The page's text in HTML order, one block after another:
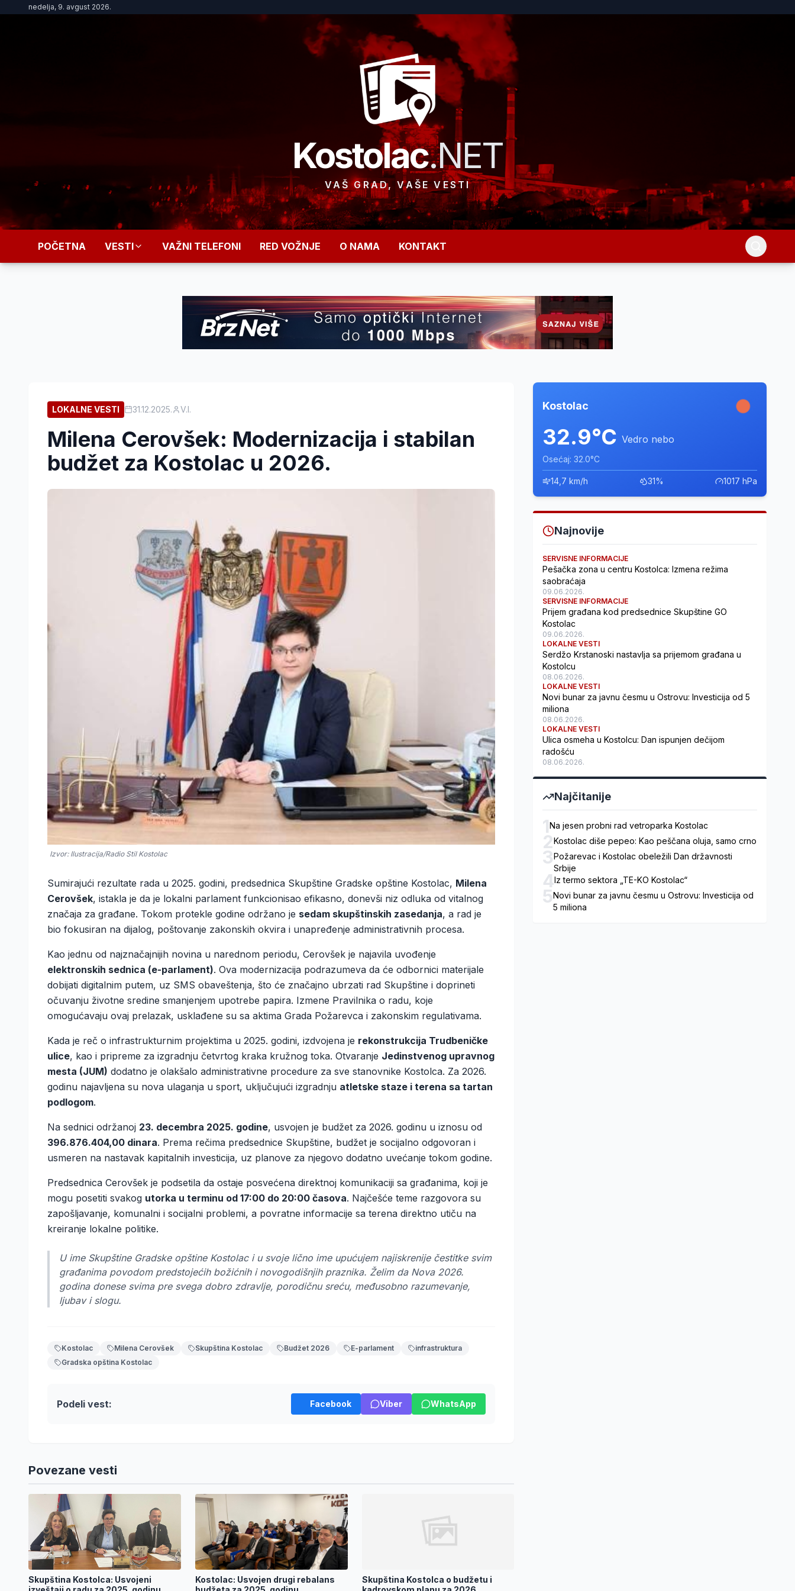
nedelja, 9. avgust 2026.
Kostolac.NET
VAŠ GRAD, VAŠE VESTI
POČETNA VESTI VAŽNI TELEFONI RED VOŽNJE O NAMA KONTAKT
LOKALNE VESTI 31.12.2025. V.I.
Milena Cerovšek: Modernizacija i stabilan
budžet za Kostolac u 2026.
Izvor: Ilustracija/Radio Stil Kostolac
Sumirajući rezultate rada u 2025. godini, predsednica Skupštine Gradske opštine Kostolac, Milena
Cerovšek, istakla je da je lokalni parlament funkcionisao efikasno, donevši niz odluka od vitalnog
značaja za građane. Tokom protekle godine održano je sedam skupštinskih zasedanja, a rad je
bio fokusiran na dijalog, poštovanje zakonskih okvira i unapređenje administrativnih procesa.
Kao jednu od najznačajnijih novina u narednom periodu, Cerovšek je najavila uvođenje
elektronskih sednica (e-parlament). Ova modernizacija podrazumeva da će odbornici materijale
dobijati digitalnim putem, uz SMS obaveštenja, što će značajno ubrzati rad Skupštine i doprineti
očuvanju životne sredine smanjenjem upotrebe papira. Izmene Pravilnika o radu, koje
omogućavaju ovaj prelazak, usklađene su sa aktima Grada Požarevca i zakonskim regulativama.
Kada je reč o infrastrukturnim projektima u 2025. godini, izdvojena je rekonstrukcija Trudbeničke
ulice, kao i pripreme za izgradnju četvrtog kraka kružnog toka. Otvaranje Jedinstvenog upravnog
mesta (JUM) dodatno je olakšalo administrativne procedure za sve stanovnike Kostolca. Za 2026.
godinu najavljena su nova ulaganja u sport, uključujući izgradnju atletske staze i terena sa tartan
podlogom.
Na sednici održanoj 23. decembra 2025. godine, usvojen je budžet za 2026. godinu u iznosu od
396.876.404,00 dinara. Prema rečima predsednice Skupštine, budžet je socijalno odgovoran i
usmeren na nastavak kapitalnih investicija, uz planove za njegovo dodatno uvećanje tokom godine.
Predsednica Cerovšek je podsetila da ostaje posvećena direktnoj komunikaciji sa građanima, koji je
mogu posetiti svakog utorka u terminu od 17:00 do 20:00 časova. Najčešće teme razgovora su
zapošljavanje, komunalni i socijalni problemi, a povratne informacije sa terena direktno utiču na
kreiranje lokalne politike.
U ime Skupštine Gradske opštine Kostolac i u svoje lično ime upućujem najiskrenije čestitke svim
građanima povodom predstojećih božićnih i novogodišnjih praznika. Želim da Nova 2026.
godina donese svima pre svega dobro zdravlje, porodičnu sreću, međusobno razumevanje,
ljubav i slogu.
Kostolac Milena Cerovšek Skupština Kostolac Budžet 2026 E-parlament
infrastruktura
Gradska opština Kostolac
Podeli vest: Facebook Viber WhatsApp
Povezane vesti
Skupština Kostolca: Usvojeni
Kostolac: Usvojen drugi rebalans
Skupština Kostolca o budžetu i
Kostolac
32.9°C Vedro nebo
Osećaj: 32.0°C
14,7 km/h 31% 1017 hPa
Najnovije
SERVISNE INFORMACIJE
Pešačka zona u centru Kostolca: Izmena režima
saobraćaja
09.06.2026.
SERVISNE INFORMACIJE
Prijem građana kod predsednice Skupštine GO
Kostolac
09.06.2026.
LOKALNE VESTI
Serdžo Krstanoski nastavlja sa prijemom građana u
Kostolcu
08.06.2026.
LOKALNE VESTI
Novi bunar za javnu česmu u Ostrovu: Investicija od 5
miliona
08.06.2026.
LOKALNE VESTI
Ulica osmeha u Kostolcu: Dan ispunjen dečijom
radošću
08.06.2026.
Najčitanije
1Na jesen probni rad vetroparka Kostolac
2Kostolac diše pepeo: Kao peščana oluja, samo crno
3Požarevac i Kostolac obeležili Dan državnosti
Srbije
4Iz termo sektora „TE-KO Kostolac“
5Novi bunar za javnu česmu u Ostrovu: Investicija od
5 miliona